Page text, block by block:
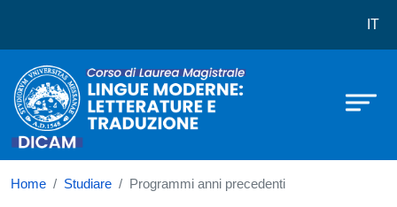
Corso di laurea in Lingue IT
Home Studiare Programmi anni precedenti